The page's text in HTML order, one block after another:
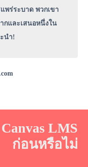
พร่ระบาด พวกเขา
กและเสนอหนึ่งใน
นำ!
LMS
ก่อนหรือไม่